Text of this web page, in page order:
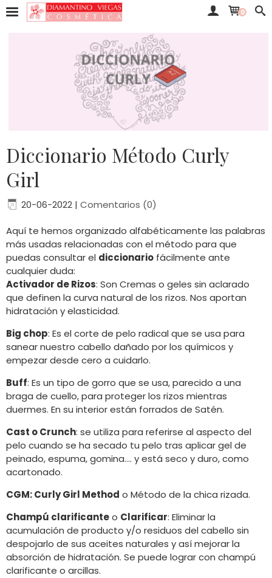
0
Diccionario Método Curly
Girl
20-06-2022 | Comentarios (0)
Aquí te hemos organizado alfabéticamente las palabras
más usadas relacionadas con el método para que
puedas consultar el diccionario fácilmente ante
cualquier duda:
Activador de Rizos: Son Cremas o geles sin aclarado
que definen la curva natural de los rizos. Nos aportan
hidratación y elasticidad.
Big chop: Es el corte de pelo radical que se usa para
sanear nuestro cabello dañado por los químicos y
empezar desde cero a cuidarlo.
Buff: Es un tipo de gorro que se usa, parecido a una
braga de cuello, para proteger los rizos mientras
duermes. En su interior están forrados de Satén.
Cast o Crunch: se utiliza para referirse al aspecto del
pelo cuando se ha secado tu pelo tras aplicar gel de
peinado, espuma, gomina…. y está seco y duro, como
acartonado.
CGM: Curly Girl Method o Método de la chica rizada.
Champú clarificanteo Clarificar: Eliminar la
acumulación de producto y/o residuos del cabello sin
despojarlo de sus aceites naturales y así mejorar la
absorción de hidratación. Se puede lograr con champú
clarificante o arcillas.